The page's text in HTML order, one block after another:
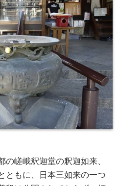
の嵯峨釈迦堂の釈迦如来、
ともに、日本三如来の一つ